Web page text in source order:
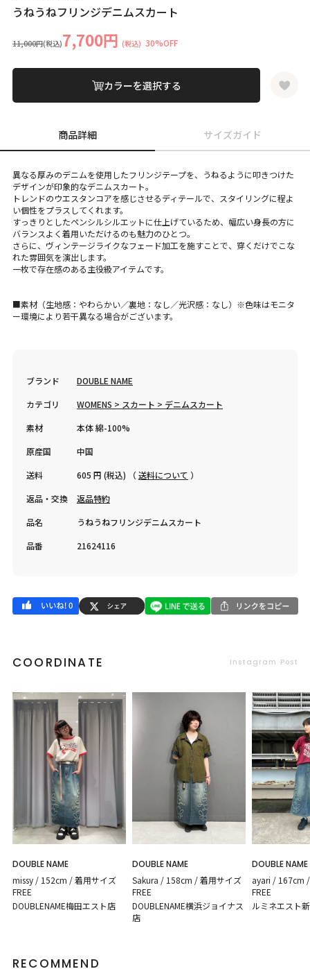
うねうねフリンジデニムスカート
11,000円(税込)7,700円 (税込) 30%OFF
カラーを選択する
商品詳細 サイズガイド
異なる厚みのデニムを使用したフリンジテープを、うねるように叩きつけた
デザインが印象的なデニムスカート。
トレンドのウエスタンコアを感じさせるディテールで、スタイリングに程よ
い個性をプラスしてくれます。
すっきりとしたペンシルシルエットに仕上げているため、幅広い身長の方に
バランスよく着用いただけるのも魅力のひとつ。
さらに、ヴィンテージライクなフェード加工を施すことで、穿くだけでこな
れた雰囲気を演出します。
一枚で存在感のある主役級アイテムです。
■素材（生地感：やわらかい／裏地：なし／光沢感：なし）※色味はモニタ
ー環境により若干異なる場合がございます。
ブランド
DOUBLE NAME
カテゴリ
WOMENS > スカート > デニムスカート
素材
本体 綿-100%
原産国
中国
送料
605 円 (税込) （ 送料について ）
返品・交換
返品特約
品名
うねうねフリンジデニムスカート
品番
21624116
COORDINATE Instagram Post
DOUBLE NAME
missy / 152cm / 着用サイズ
FREE
DOUBLENAME梅田エスト店
DOUBLE NAME
Sakura / 158cm / 着用サイズ
FREE
DOUBLENAME横浜ジョイナス
店
DOUBLE NAME
ayari / 167cm
FREE
ルミネエスト
RECOMMEND